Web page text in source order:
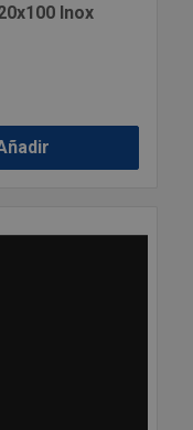
Inox